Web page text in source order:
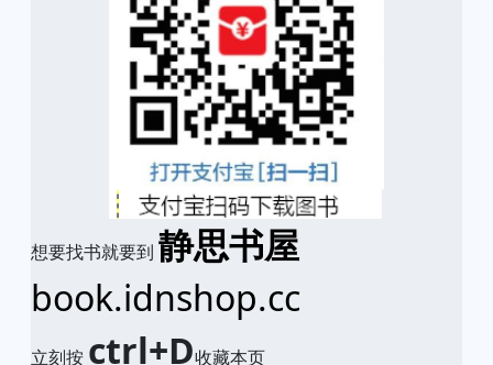
想要找书就要到 静思书屋
book.idnshop.cc
立刻按 ctrl+D收藏本页